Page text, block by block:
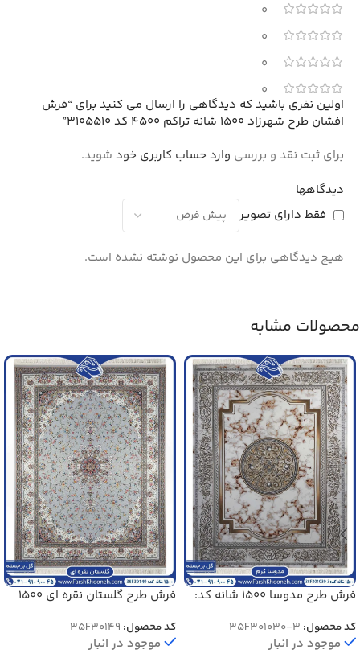
0
0
0
0
دیدگاهها
فقط دارای تصویر
هیچ دیدگاهی برای این محصول نوشته نشده است.
اولین نفری باشید که دیدگاهی را ارسال می کنید برای “فرش
افشان طرح شهرزاد 1500 شانه تراکم 4500 کد 3105510”
برای ثبت نقد و بررسی وارد حساب کاربری خود شوید.
محصولات مشابه
فرش طرح مدوسا 1500 شانه کد:
کد محصول: 35F301030-3
موجود در انبار
فرش طرح گلستان نقره ای 1500
کد محصول: 35F30149
موجود در انبار